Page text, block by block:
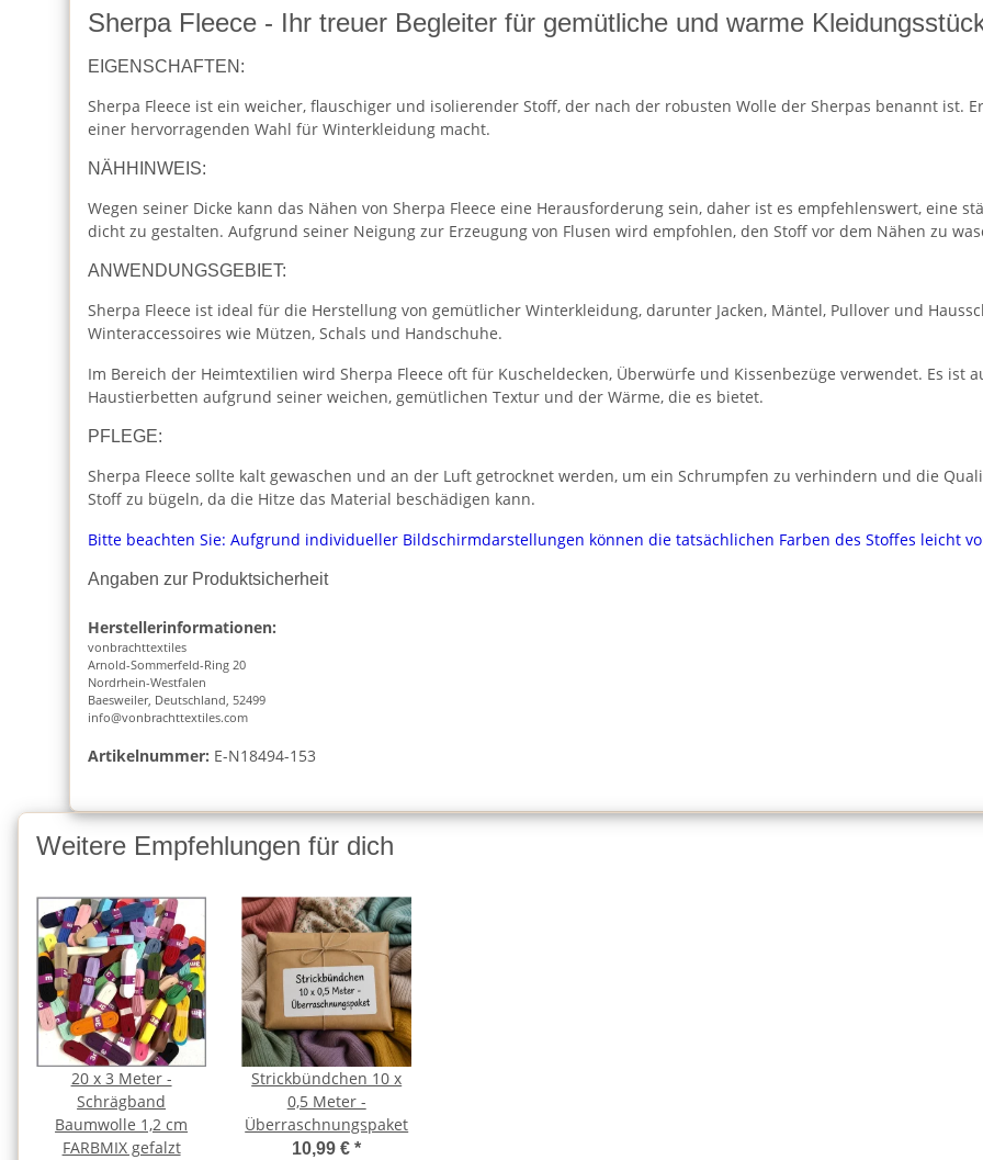
Sherpa Fleece - Ihr treuer Begleiter für gemütliche und warme
EIGENSCHAFTEN:
Sherpa Fleece ist ein weicher, flauschiger und isolierender Stoff, der nach der robusten Wolle der Sherpas benannt ist.
einer hervorragenden Wahl für Winterkleidung macht.
NÄHHINWEIS:
Wegen seiner Dicke kann das Nähen von Sherpa Fleece eine Herausforderung sein, daher ist es empfehlenswert, eine
dicht zu gestalten. Aufgrund seiner Neigung zur Erzeugung von Flusen wird empfohlen, den Stoff vor dem Nähen zu
ANWENDUNGSGEBIET:
Sherpa Fleece ist ideal für die Herstellung von gemütlicher Winterkleidung, darunter Jacken, Mäntel, Pullover und
Winteraccessoires wie Mützen, Schals und Handschuhe.
Im Bereich der Heimtextilien wird Sherpa Fleece oft für Kuscheldecken, Überwürfe und Kissenbezüge verwendet. Es ist
Haustierbetten aufgrund seiner weichen, gemütlichen Textur und der Wärme, die es bietet.
PFLEGE:
Sherpa Fleece sollte kalt gewaschen und an der Luft getrocknet werden, um ein Schrumpfen zu verhindern und die
Stoff zu bügeln, da die Hitze das Material beschädigen kann.
Bitte beachten Sie: Aufgrund individueller Bildschirmdarstellungen können die tatsächlichen Farben des Stoffes leicht
Angaben zur Produktsicherheit
Herstellerinformationen:
vonbrachttextiles
Arnold-Sommerfeld-Ring 20
Nordrhein-Westfalen
Baesweiler, Deutschland, 52499
info@vonbrachttextiles.com
Artikelnummer: E-N18494-153
Weitere Empfehlungen für dich
20 x 3 Meter -
Schrägband
Baumwolle 1,2 cm
FARBMIX gefalzt
Strickbündchen 10 x
0,5 Meter -
Überraschnungspaket
10,99 €*